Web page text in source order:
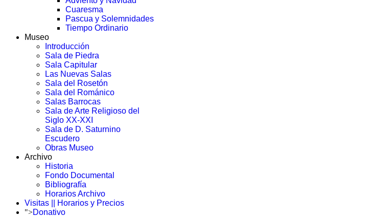
Cuaresma
Pascua y Solemnidades
Tiempo Ordinario
Museo
Introducción
Sala de Piedra
Sala Capitular
Las Nuevas Salas
Sala del Rosetón
Sala del Románico
Salas Barrocas
Sala de Arte Religioso del
Siglo XX-XXI
Sala de D. Saturnino
Escudero
Obras Museo
Archivo
Historia
Fondo Documental
Bibliografía
Horarios Archivo
Visitas || Horarios y Precios
">Donativo